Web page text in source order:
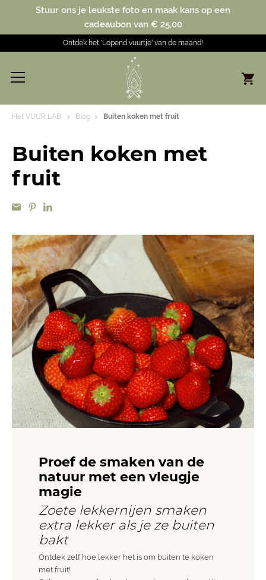
Stuur ons je leukste foto en maak kans op een
cadeaubon van € 25,00
Ontdek het 'Lopend vuurtje' van de maand!
Het VUUR LAB. Blog Buiten koken met fruit
Buiten koken met
fruit
Proef de smaken van de
natuur met een vleugje
magie
Zoete lekkernijen smaken
extra lekker als je ze buiten
bakt
Ontdek zelf hoe lekker het is om buiten te koken
met fruit!